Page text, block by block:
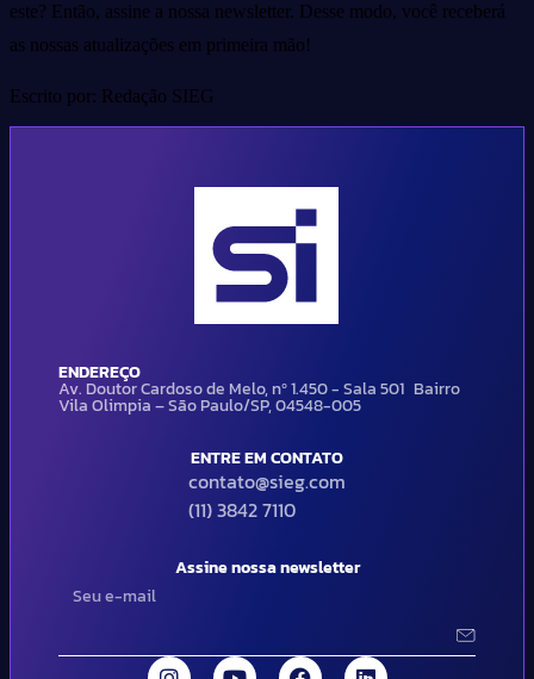
este? Então, assine a nossa newsletter. Desse modo, você receberá
as nossas atualizações em primeira mão!
Escrito por: Redação SIEG
ENDEREÇO
Av. Doutor Cardoso de Melo, nº 1.450 - Sala 501 Bairro
Vila Olimpia – São Paulo/SP, 04548-005
ENTRE EM CONTATO
contato@sieg.com
(11) 3842 7110
Assine nossa newsletter